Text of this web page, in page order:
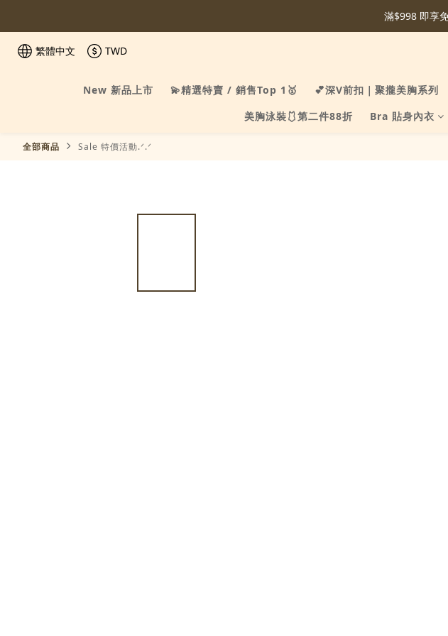
滿$998 即享
繁體中文 TWD
New 新品上市 💫精選特賣 / 銷售Top 1🥇 💕深V前扣｜聚攏美胸系列
美胸泳裝🩱第二件88折
Bra 貼身內衣
全部商品 Sale 特價活動.ᐟ.ᐟ